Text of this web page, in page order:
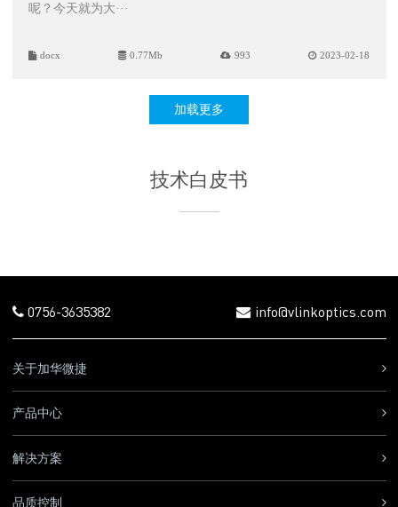
呢？今天就为大···
docx 0.77Mb 993 2023-02-18
加载更多
技术白皮书
0756-3635382 info@vlinkoptics.com
关于加华微捷
产品中心
解决方案
品质控制